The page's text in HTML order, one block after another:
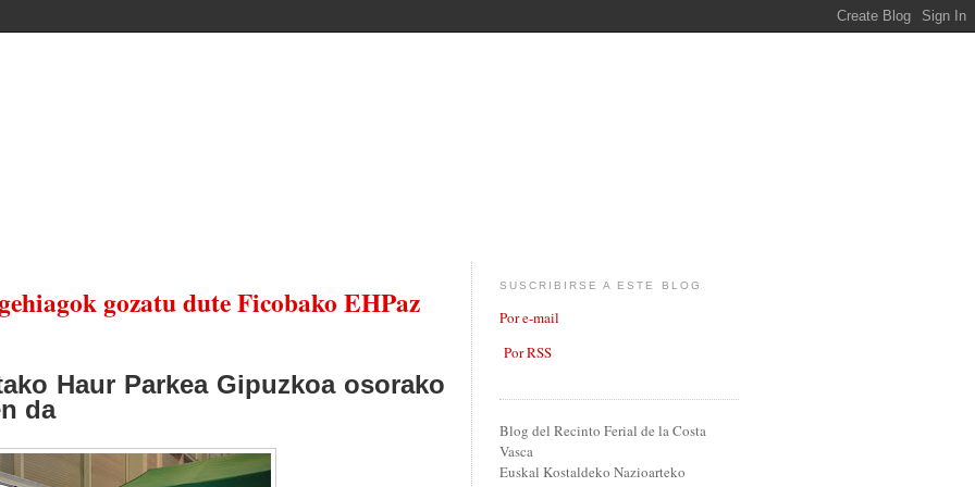
gozatu dute Ficobako EHPaz
Haur Parkea Gipuzkoa osorako
da
SUSCRIBIRSE A ESTE BLOG
Por e-mail
Por RSS
Blog del Recinto Ferial de la Costa
Vasca
Euskal Kostaldeko Nazioarteko